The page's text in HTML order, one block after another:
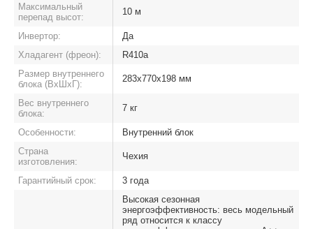
Максимальный
перепад высот:
10 м
Инвертор:
Да
Хладагент (фреон):
R410a
Размер внутреннего
блока (ВхШхГ):
283х770х198 мм
Вес внутреннего
блока:
7 кг
Особенности:
Внутренний блок
Страна
изготовления:
Чехия
Гарантийный срок:
3 года
Высокая сезонная
энергоэффективность: весь модельный
ряд относится к классу